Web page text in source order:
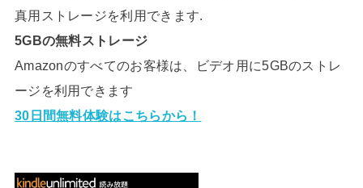
真用ストレージを利用できます.
5GBの無料ストレージ
Amazonのすべてのお客様は、ビデオ用に5GBのストレ
ージを利用できます
30日間無料体験はこちらから！